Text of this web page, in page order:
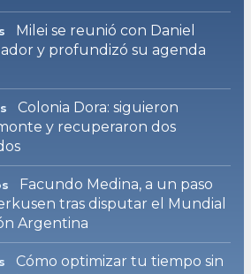
Milei se reunió con Daniel
y profundizó su agenda
Colonia Dora: siguieron
y recuperaron dos
Facundo Medina, a un paso
tras disputar el Mundial
Argentina
Cómo optimizar tu tiempo sin